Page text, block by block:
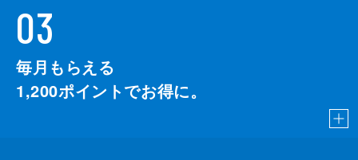
03
毎月もらえる
1,200ポイントでお得に。